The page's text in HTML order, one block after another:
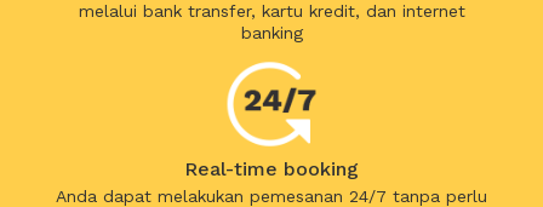
melalui bank transfer, kartu kredit, dan internet
banking
Real-time booking
Anda dapat melakukan pemesanan 24/7 tanpa perlu